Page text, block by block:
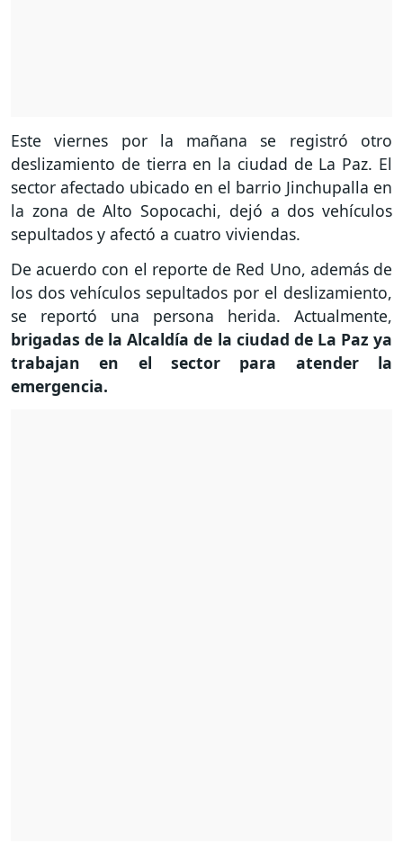
Este viernes por la mañana se registró otro
deslizamiento de tierra en la ciudad de La Paz. El
sector afectado ubicado en el barrio Jinchupalla en
la zona de Alto Sopocachi, dejó a dos vehículos
sepultados y afectó a cuatro viviendas.
De acuerdo con el reporte de Red Uno, además de
los dos vehículos sepultados por el deslizamiento,
se reportó una persona herida. Actualmente,
brigadas de la Alcaldía de la ciudad de La Paz ya
trabajan en el sector para atender la
emergencia.